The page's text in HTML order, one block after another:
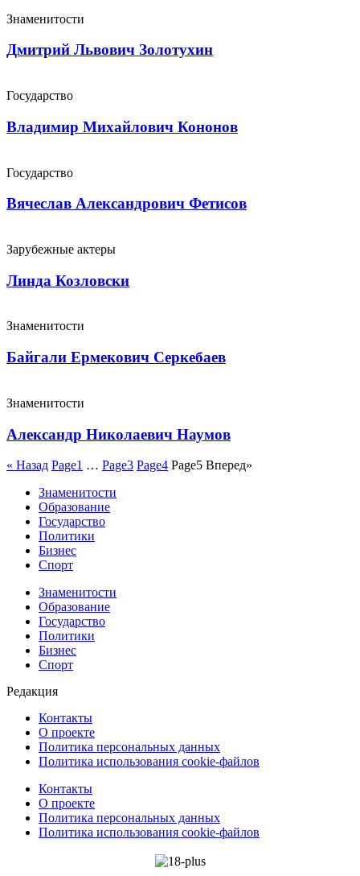
Знаменитости
Дмитрий Львович Золотухин
Государство
Владимир Михайлович Кононов
Государство
Вячеслав Александрович Фетисов
Зарубежные актеры
Линда Козловски
Знаменитости
Байгали Ермекович Серкебаев
Знаменитости
Александр Николаевич Наумов
« Назад Page1 … Page3 Page4 Page5 Вперед»
Знаменитости
Образование
Государство
Политики
Бизнес
Спорт
Знаменитости
Образование
Государство
Политики
Бизнес
Спорт
Редакция
Контакты
О проекте
Политика персональных данных
Политика использования cookie-файлов
Контакты
О проекте
Политика персональных данных
Политика использования cookie-файлов